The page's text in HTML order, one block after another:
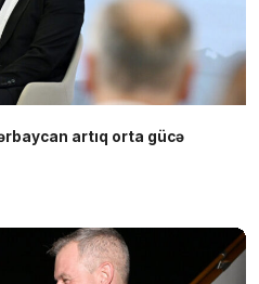
artıq orta gücə